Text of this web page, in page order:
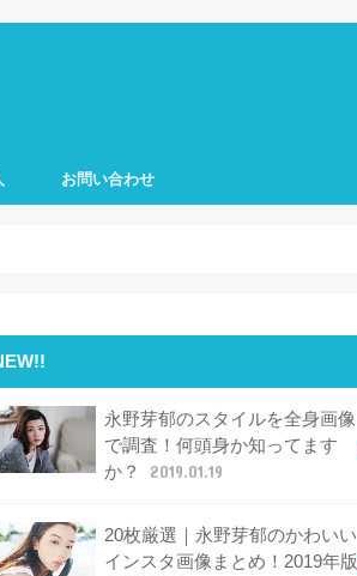
お問い合わせ
永野芽郁のスタイルを全身画像
で調査！何頭身か知ってます
か？
2019.01.19
20枚厳選｜永野芽郁のかわいい
インスタ画像まとめ！2019年版